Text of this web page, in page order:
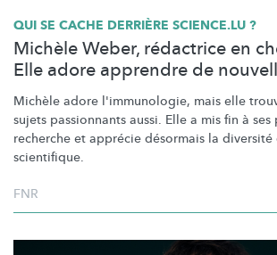
QUI SE CACHE DERRIÈRE SCIENCE.LU ?
Michèle Weber, rédactrice en
Elle adore apprendre de
Michèle adore l'immunologie, mais elle
sujets passionnants aussi. Elle a mis fin à
recherche et apprécie désormais la
scientifique.
FNR